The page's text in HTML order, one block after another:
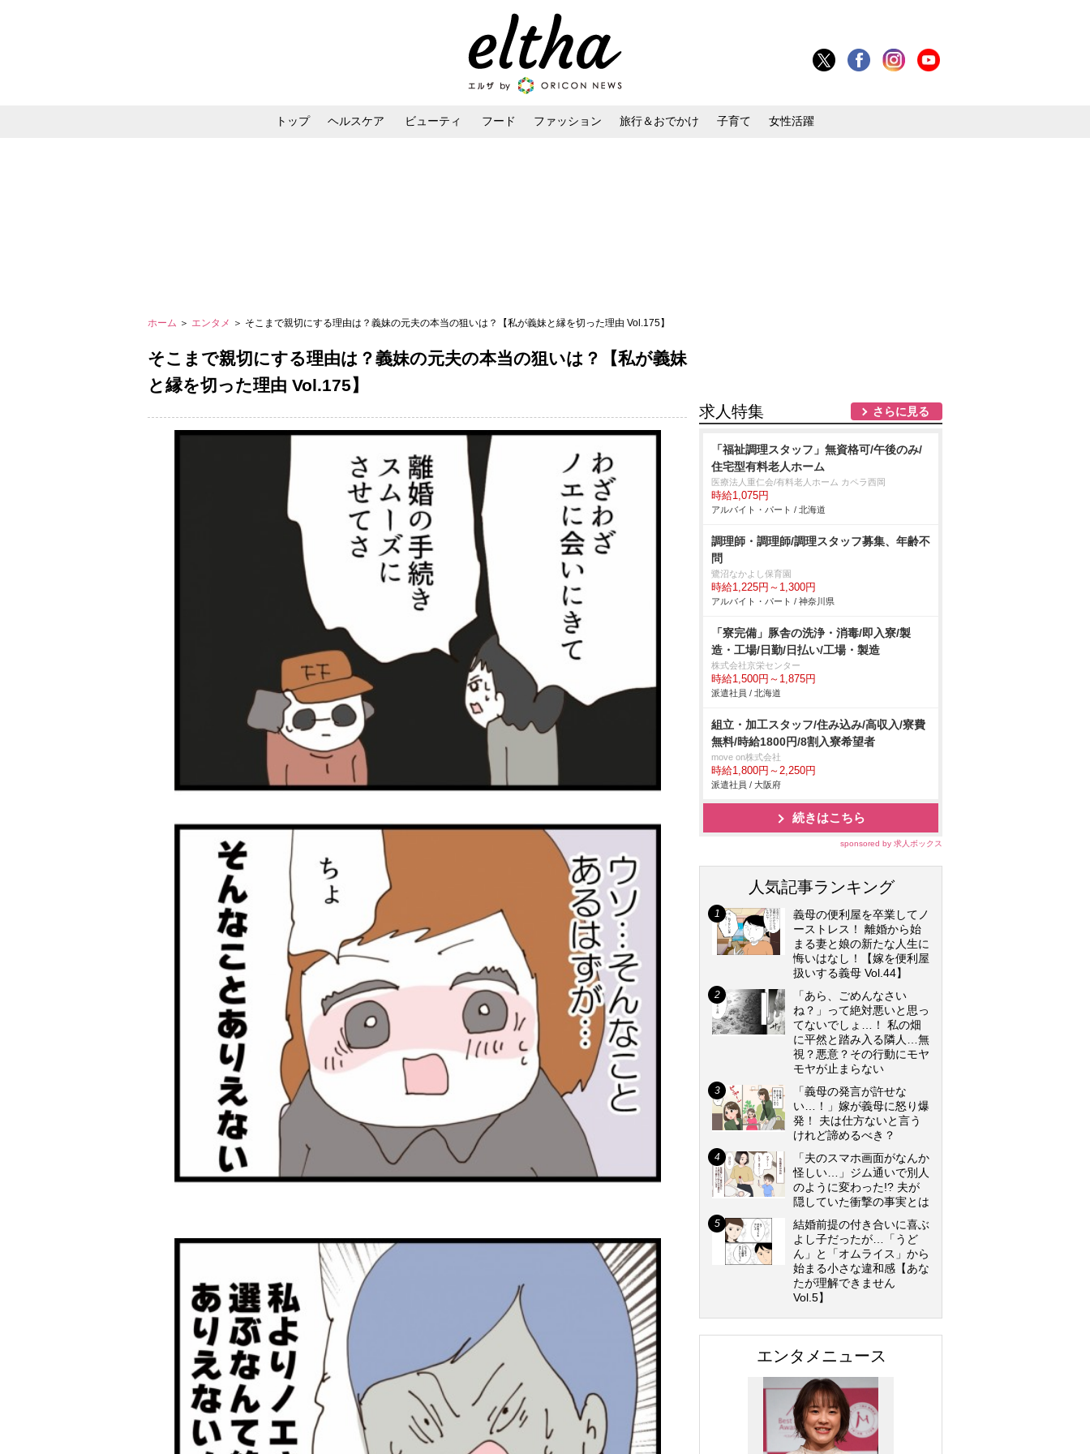
トップ ヘルスケア ビューティ フード ファッション 旅行＆おでかけ 子育て 女性活躍
ホーム ＞ エンタメ ＞ そこまで親切にする理由は？義妹の元夫の本当の狙いは？【私が義妹と縁を切った理由 Vol.175】
そこまで親切にする理由は？義妹の元夫の本当の狙いは？【私が義妹
と縁を切った理由 Vol.175】
求人特集 さらに見る
「福祉調理スタッフ」無資格可/午後のみ/
住宅型有料老人ホーム
医療法人重仁会/有料老人ホーム カペラ西岡
時給1,075円
アルバイト・パート / 北海道
調理師・調理師/調理スタッフ募集、年齢不
問
鷺沼なかよし保育園
時給1,225円～1,300円
アルバイト・パート / 神奈川県
「寮完備」豚舎の洗浄・消毒/即入寮/製
造・工場/日勤/日払い/工場・製造
株式会社京栄センター
時給1,500円～1,875円
派遣社員 / 北海道
組立・加工スタッフ/住み込み/高収入/寮費
無料/時給1800円/8割入寮希望者
move on株式会社
時給1,800円～2,250円
派遣社員 / 大阪府
続きはこちら
sponsored by 求人ボックス
人気記事ランキング
義母の便利屋を卒業してノ
ーストレス！ 離婚から始
まる妻と娘の新たな人生に
悔いはなし！【嫁を便利屋
扱いする義母 Vol.44】
「あら、ごめんなさい
ね？」って絶対悪いと思っ
てないでしょ…！ 私の畑
に平然と踏み入る隣人…無
視？悪意？その行動にモヤ
モヤが止まらない
「義母の発言が許せな
い…！」嫁が義母に怒り爆
発！ 夫は仕方ないと言う
けれど諦めるべき？
「夫のスマホ画面がなんか
怪しい…」ジム通いで別人
のように変わった!? 夫が
隠していた衝撃の事実とは
結婚前提の付き合いに喜ぶ
よし子だったが…「うど
ん」と「オムライス」から
始まる小さな違和感【あな
たが理解できません
Vol.5】
エンタメニュース